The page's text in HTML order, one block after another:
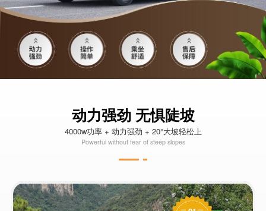
动力强劲 无惧陡坡
4000w功率 + 动力强劲 + 20°大坡轻松上
Powerful without fear of steep slopes